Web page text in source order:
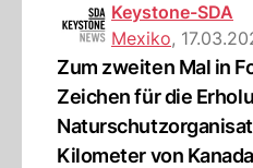
Keystone-SDA
Mexiko,
Zum zweiten Mal in
Zeichen für die
Kilometer von